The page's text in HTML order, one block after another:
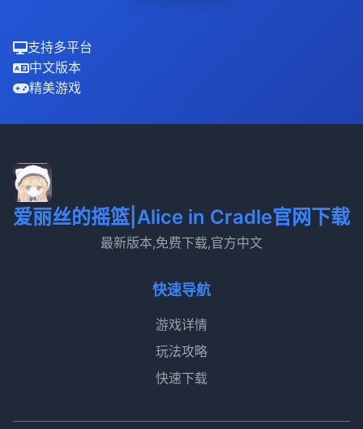
支持多平台
中文版本
精美游戏
爱丽丝的摇篮|Alice in Cradle官网下载
最新版本,免费下载,官方中文
快速导航
游戏详情
玩法攻略
快速下载